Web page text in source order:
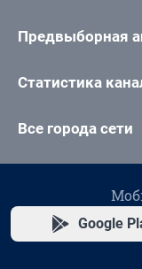
Предвыборная
Статистика
Все города сети
Google